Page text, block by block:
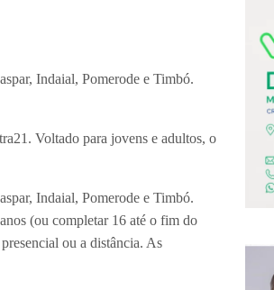
Indaial, Pomerode e Timbó.
Voltado para jovens e adultos, o
Indaial, Pomerode e Timbó.
(ou completar 16 até o fim do
ou a distância. As